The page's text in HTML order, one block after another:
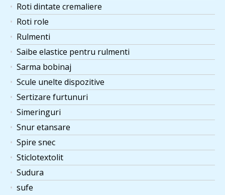
Roti dintate cremaliere
Roti role
Rulmenti
Saibe elastice pentru rulmenti
Sarma bobinaj
Scule unelte dispozitive
Sertizare furtunuri
Simeringuri
Snur etansare
Spire snec
Sticlotextolit
Sudura
sufe